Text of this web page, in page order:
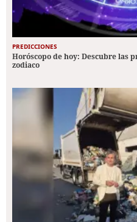
PREDICCIONES
Horóscopo de hoy: Descubre las
zodiaco